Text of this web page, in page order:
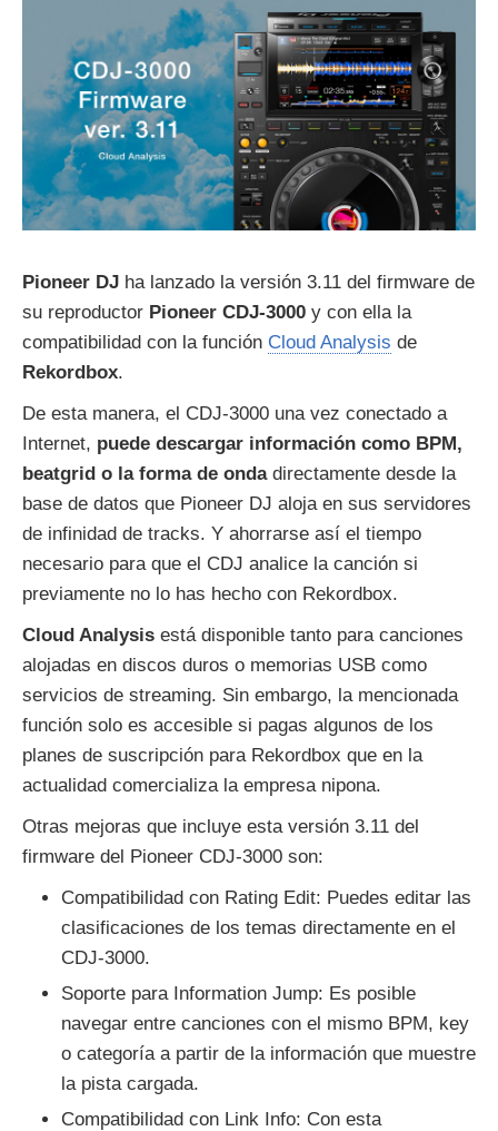
Pioneer DJ ha lanzado la versión 3.11 del firmware de
su reproductor Pioneer CDJ-3000 y con ella la
compatibilidad con la función Cloud Analysis de
Rekordbox.
De esta manera, el CDJ-3000 una vez conectado a
Internet, puede descargar información como BPM,
beatgrid o la forma de ondadirectamente desde la
base de datos que Pioneer DJ aloja en sus servidores
de infinidad de tracks. Y ahorrarse así el tiempo
necesario para que el CDJ analice la canción si
previamente no lo has hecho con Rekordbox.
Cloud Analysis está disponible tanto para canciones
alojadas en discos duros o memorias USB como
servicios de streaming. Sin embargo, la mencionada
función solo es accesible si pagas algunos de los
planes de suscripción para Rekordbox que en la
actualidad comercializa la empresa nipona.
Otras mejoras que incluye esta versión 3.11 del
firmware del Pioneer CDJ-3000 son:
Compatibilidad con Rating Edit: Puedes editar las
clasificaciones de los temas directamente en el
CDJ-3000.
Soporte para Information Jump: Es posible
navegar entre canciones con el mismo BPM, key
o categoría a partir de la información que muestre
la pista cargada.
Compatibilidad con Link Info: Con esta